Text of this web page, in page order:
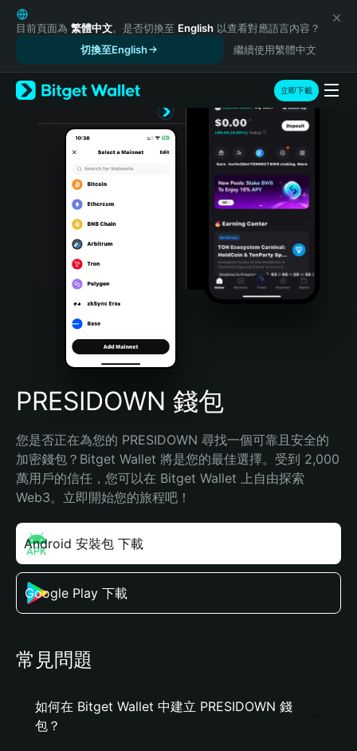
English
日本語
Русский
Español (Latinoamérica)
Türkçe
Português (Portugal)
Bahasa Indonesia
Português (Brasil)
Español (Argentina)
目前頁面為 繁體中文。是否切換至 English 以查看對應語言內容？
切換至English
繼續使用繁體中文
立即下載
PRESIDOWN 錢包
您是否正在為您的 PRESIDOWN 尋找一個可靠且安全的
加密錢包？Bitget Wallet 將是您的最佳選擇。受到 2,000
萬用戶的信任，您可以在 Bitget Wallet 上自由探索
Web3。立即開始您的旅程吧！
Android 安裝包 下載
Google Play 下載
常見問題
如何在 Bitget Wallet 中建立 PRESIDOWN 錢
包？